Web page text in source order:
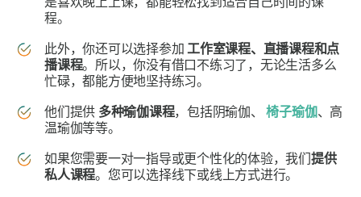
程。
此外，你还可以选择参加工作室课程、直播课程和点
播课程。所以，你没有借口不练习了，无论生活多么
忙碌，都能方便地坚持练习。
他们提供 多种瑜伽课程，包括阴瑜伽、椅子瑜伽、高
温瑜伽等等。
如果您需要一对一指导或更个性化的体验，我们 提供
私人课程。您可以选择线下或线上方式进行。